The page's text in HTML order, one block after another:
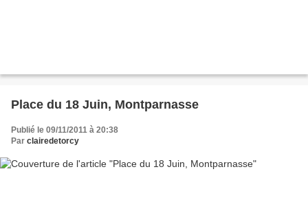
Place du 18 Juin, Montparnasse
Publié le 09/11/2011 à 20:38
Par clairedetorcy